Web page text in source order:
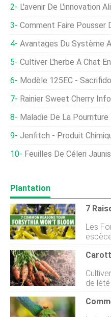
L'avenir De L'innovation
Comment Faire Pousser
Avantages Du Système
Cultiver L'herbe À Chat En Pots À
Modèle 125EC - Sacrifido
Rainier Sweet Cherry Info -
Maladie De La Pourriture Des Semences Du
Jenfitch - Produit Chimique Pour
Feuilles De Céleri
Plantation
Les Forsythie le genre contient 11
de
autres
hivernale. Pour
de